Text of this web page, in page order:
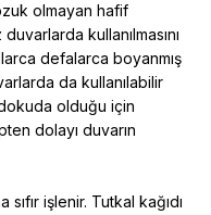
olmayan hafif
kullanılmasını
defalarca boyanmış
da kullanılabilir
olduğu için
dolayı duvarın
işlenir. Tutkal kağıdı